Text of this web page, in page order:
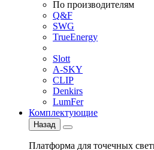
По производителям
Q&F
SWG
TrueEnergy
Slott
A-SKY
CLIP
Denkirs
LumFer
Комплектующие
Назад
Платформа для точечных